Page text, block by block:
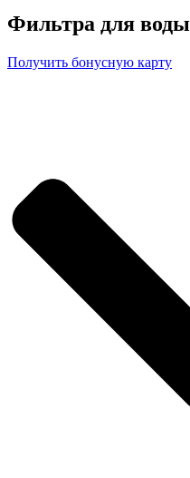
Фильтра для воды
Получить бонусную карту